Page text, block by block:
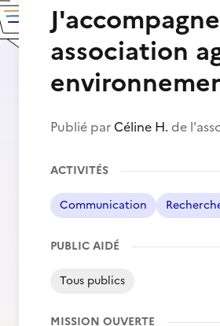
association
Publié par Céline H. de
ACTIVITÉS
Communication
PUBLIC AIDÉ
Tous publics
MISSION OUVERTE